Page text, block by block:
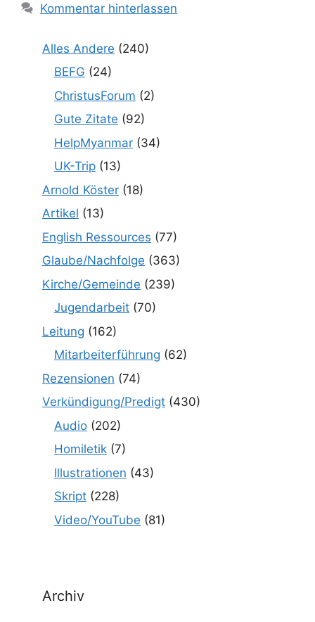
Kommentar hinterlassen
Alles Andere (240)
BEFG (24)
ChristusForum (2)
Gute Zitate (92)
HelpMyanmar (34)
UK-Trip (13)
Arnold Köster (18)
Artikel (13)
English Ressources (77)
Glaube/Nachfolge (363)
Kirche/Gemeinde (239)
Jugendarbeit (70)
Leitung (162)
Mitarbeiterführung (62)
Rezensionen (74)
Verkündigung/Predigt (430)
Audio (202)
Homiletik (7)
Illustrationen (43)
Skript (228)
Video/YouTube (81)
Archiv